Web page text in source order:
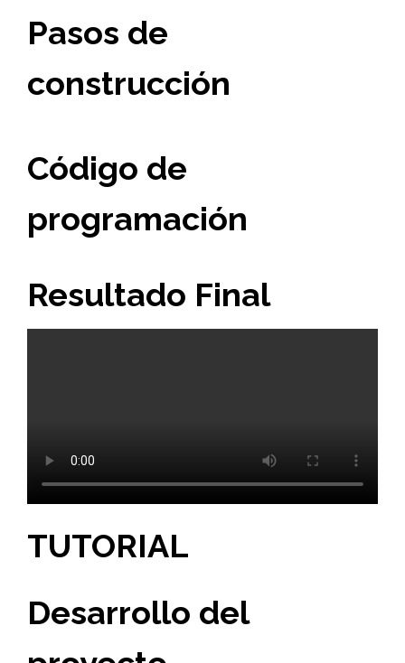
Pasos de
construcción
Código de
programación
Resultado Final
TUTORIAL
Desarrollo del